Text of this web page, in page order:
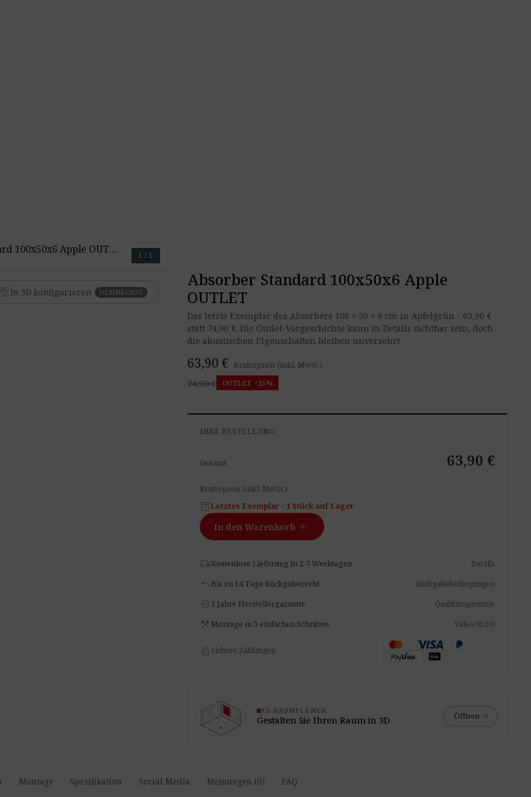
Absorber Standard 100x50x6 Apple OUTLET
view_in_ar In 3D konfigurieren DEMNÄCHST
1 / 1
Absorber Standard 100x50x6 Apple
OUTLET
Das letzte Exemplar des Absorbers 100 × 50 × 6 cm in Apfelgrün - 63,90 €
statt 74,90 €. Die Outlet-Vorgeschichte kann in Details sichtbar sein, doch
die akustischen Eigenschaften bleiben unversehrt.
63,90 € Bruttopreis (inkl. MwSt.)
74,90€ OUTLET −15%
IHRE BESTELLUNG
Gesamt 63,90 €
Bruttopreis (inkl. MwSt.)
inventory_2Letztes Exemplar - 1 Stück auf Lager
Absorber
Standard
Apple
Menge
remove add
In den Warenkorb add
local_shippingKostenlose Lieferung in 2-7 Werktagen Details
reply Bis zu 14 Tage Rückgaberecht Rückgabebedingungen
verified_user 3 Jahre Herstellergarantie Qualitätsgarantie
construction Montage in 3 einfachen Schritten Video (0:20)
lock Sichere Zahlungen
3D-RAUMPLANER
Gestalten Sie Ihren Raum in 3D Öffnen arrow_forward
Montage Spezifikation Social Media Meinungen (0) FAQ